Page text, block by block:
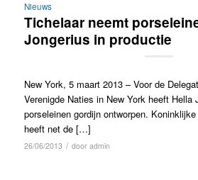
Nieuws
Tichelaar neemt
Jongerius in productie
New York, 5 maart 2013 – Voor de
Verenigde Naties in New York heeft Hella
porseleinen gordijn ontworpen.
heeft net de […]
26/06/2013 / door admin